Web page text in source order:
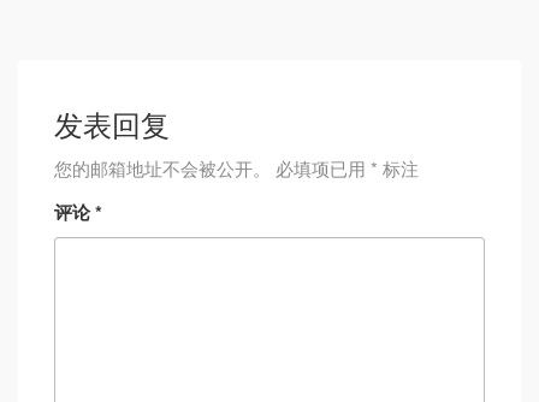
发表回复
您的邮箱地址不会被公开。 必填项已用 * 标注
评论*